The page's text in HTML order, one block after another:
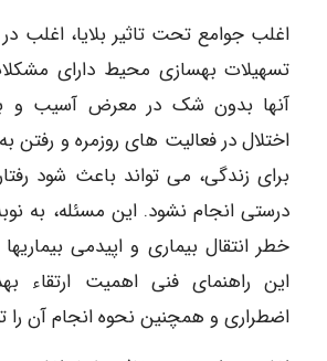
اغلب جوامع تحت تاثیر بلایا، اغلب
تسهیلات بهسازی محیط دارای
آنها بدون شک در معرض آسیب و
اختلال در فعالیت های روزمره و
برای زندگی، می تواند باعث شود
درستی انجام نشود. این مسئله، به
خطر انتقال بیماری و اپیدمی
این راهنمای فنی اهمیت ارتقاء
اضطراری و همچنین نحوه انجام آن